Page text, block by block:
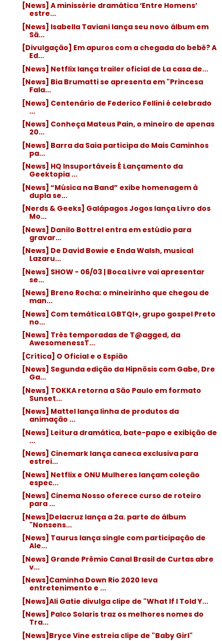
[News] A minissérie dramática ‘Entre Homens’
estre...
[News] Isabella Taviani lança seu novo álbum em
Sã...
[Divulgação] Em apuros com a chegada do bebê? A
Ed...
[News] Netflix lança trailer oficial de La casa de...
[News] Bia Brumatti se apresenta em "Princesa
Fala...
[News] Centenário de Federico Fellini é celebrado
...
[News] Conheça Mateus Pain, o mineiro de apenas
20...
[News] Barra da Saia participa do Mais Caminhos
pa...
[News] HQ Insuportáveis É Lançamento da
Geektopia ...
[News] “Música na Band” exibe homenagem à
dupla se...
[Nerds & Geeks] Galápagos Jogos lança Livro dos
Mo...
[News] Danilo Bottrel entra em estúdio para
gravar...
[News] De David Bowie e Enda Walsh, musical
Lazaru...
[News] SHOW - 06/03 | Boca Livre vai apresentar
se...
[News] Breno Rocha: o mineirinho que chegou de
man...
[News] Com temática LGBTQI+, grupo gospel Preto
no...
[News] Três temporadas de T@agged, da
AwesomenessT...
[Crítica] O Oficial e o Espião
[News] Segunda edição da Hipnösis com Gabe, Dre
Ga...
[News] TOKKA retorna a São Paulo em formato
Sunset...
[News] Mattel lança linha de produtos da
animação ...
[News] Leitura dramática, bate-papo e exibição de
...
[News] Cinemark lança caneca exclusiva para
estrei...
[News] Netflix e ONU Mulheres lançam coleção
espec...
[News] Cinema Nosso oferece curso de roteiro
para ...
[News]Delacruz lança a 2a. parte do álbum
"Nonsens...
[News] Taurus lança single com participação de
Ale...
[News] Grande Prêmio Canal Brasil de Curtas abre
v...
[News]Caminha Down Rio 2020 leva
entretenimento e ...
[News]Ali Gatie divulga clipe de "What If I Told Y...
[News] Palco Solaris traz os melhores nomes do
Tra...
[News]Bryce Vine estreia clipe de "Baby Girl"